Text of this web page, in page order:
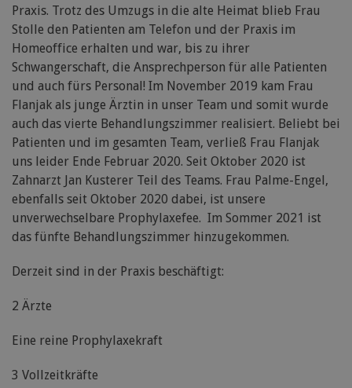
Praxis. Trotz des Umzugs in die alte Heimat blieb Frau
Stolle den Patienten am Telefon und der Praxis im
Homeoffice erhalten und war, bis zu ihrer
Schwangerschaft, die Ansprechperson für alle Patienten
und auch fürs Personal! Im November 2019 kam Frau
Flanjak als junge Ärztin in unser Team und somit wurde
auch das vierte Behandlungszimmer realisiert. Beliebt bei
Patienten und im gesamten Team, verließ Frau Flanjak
uns leider Ende Februar 2020. Seit Oktober 2020 ist
Zahnarzt Jan Kusterer Teil des Teams. Frau Palme-Engel,
ebenfalls seit Oktober 2020 dabei, ist unsere
unverwechselbare Prophylaxefee. Im Sommer 2021 ist
das fünfte Behandlungszimmer hinzugekommen.
Derzeit sind in der Praxis beschäftigt:
2 Ärzte
Eine reine Prophylaxekraft
3 Vollzeitkräfte